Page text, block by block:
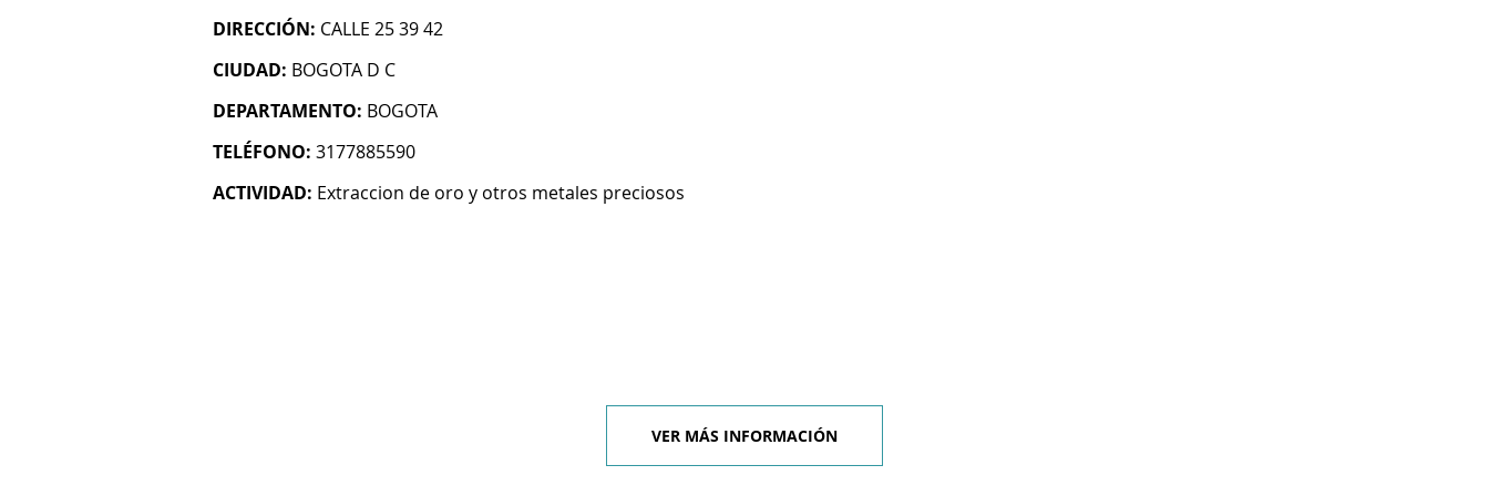
DIRECCIÓN: CALLE 25 39 42
CIUDAD: BOGOTA D C
DEPARTAMENTO: BOGOTA
TELÉFONO: 3177885590
ACTIVIDAD: Extraccion de oro y otros metales preciosos
VER MÁS INFORMACIÓN